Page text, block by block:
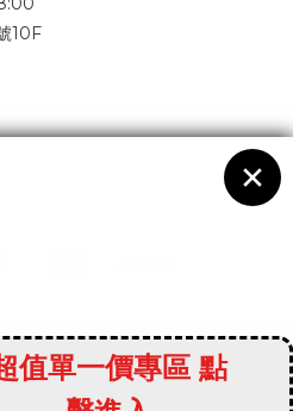
10F
All rights reserved.
限公司 | 統一編：23628659